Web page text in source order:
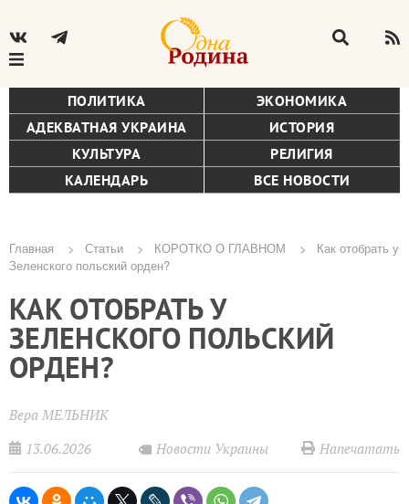
ПОЛИТИКА
ЭКОНОМИКА
АДЕКВАТНАЯ УКРАИНА
ИСТОРИЯ
КУЛЬТУРА
РЕЛИГИЯ
КАЛЕНДАРЬ
ВСЕ НОВОСТИ
Строка
навигации
Главная Статьи КОРОТКО О ГЛАВНОМ
Как отобрать у
Зеленского польский орден?
КАК ОТОБРАТЬ У
ЗЕЛЕНСКОГО ПОЛЬСКИЙ
ОРДЕН?
Вера МЕЛЬНИК
13.06.2026
Новости Украины Напечатать